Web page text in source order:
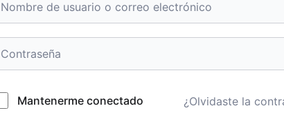
Mantenerme conectado ¿Olvidaste la